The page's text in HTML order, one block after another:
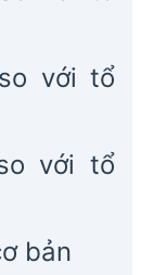
với tổ
với tổ
bản